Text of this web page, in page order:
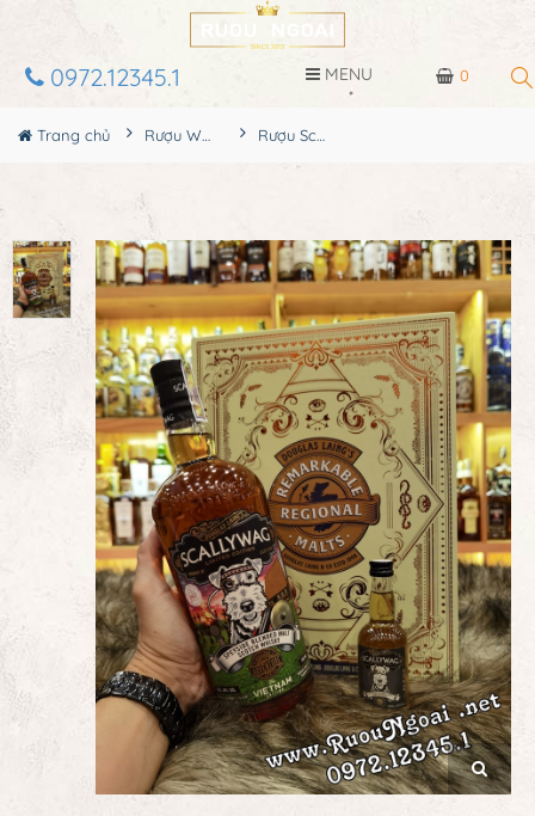
0
0972.12345.1 MENU
Trang chủ Rượu Whisky Rượu Scallywag The Vietnam Edition Hộp Quà